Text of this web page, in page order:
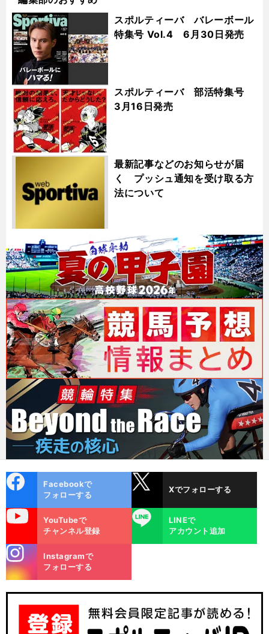
スポルティーバ バレーボール
特集号 Vol.4 6月30日発売
スポルティーバ 部活特集号
3月16日発売
最新記事などのお知らせが届
く プッシュ通知を受け取る方
法について
ok
Facebookで
フォローする
Xでフォローする
YouTubeで
チャンネル登録
LINE
LINEで
アカウント追加
m
Instagramで
フォローする